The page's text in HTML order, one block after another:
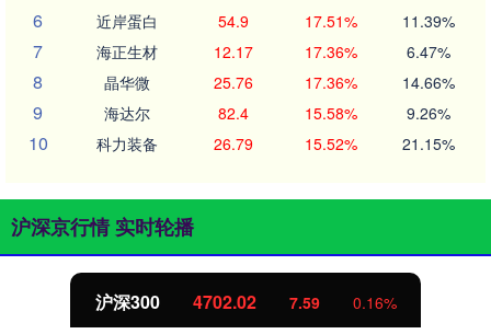
6 近岸蛋白 54.9 17.51% 11.39%
7 海正生材 12.17 17.36% 6.47%
8 晶华微 25.76 17.36% 14.66%
9 海达尔 82.4 15.58% 9.26%
10 科力装备 26.79 15.52% 21.15%
沪深京行情 实时轮播
沪深300 4702.02 7.59 0.16%